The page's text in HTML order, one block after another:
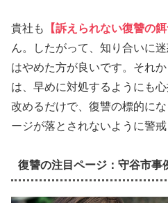
貴社も 【訴えられない復讐の餌
ん。したがって、知り合いに
はやめた方が良いです。それ
は、早めに対処するようにも
改めるだけで、復讐の標的に
ージが落とされないように警戒
復讐の注目ページ：守谷市事